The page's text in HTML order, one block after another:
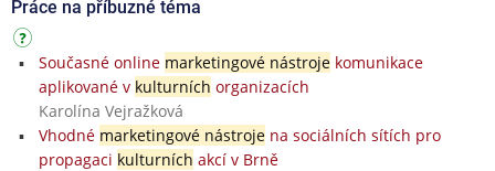
Práce na příbuzné téma
Současné online marketingové nástrojekomunikace
aplikované v kulturních organizacích
Karolína Vejražková
Vhodné marketingové nástrojena sociálních sítích pro
propagaci kulturních akcí v Brně